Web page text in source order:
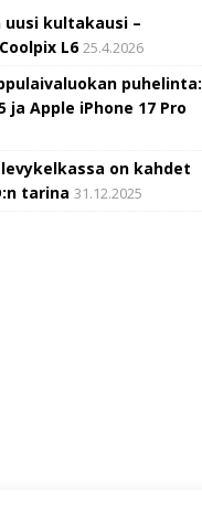
kultakausi –
L6 25.4.2026
puhelinta:
ja Apple iPhone 17 Pro
on kahdet
tarina 31.12.2025